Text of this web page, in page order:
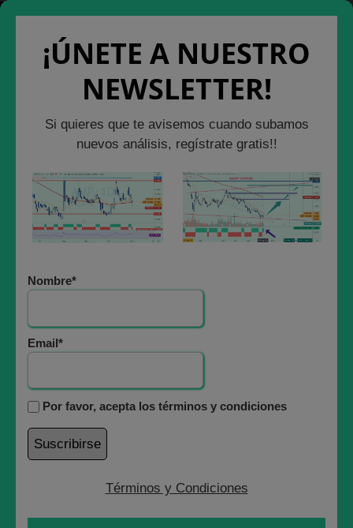
ACCIONES EUROPEAS
POR QUÉ SEGUIMOS
COMPRANDO
ACCIONES DE
LLEIDA NETWORKS
11 junio, 2023
¡ÚNETE A NUESTRO
NEWSLETTER!
Si quieres que te avisemos cuando subamos
nuevos análisis, regístrate gratis!!
Nombre*
Email*
Por favor, acepta los términos y condiciones
Términos y Condiciones
Cerrar Ventana